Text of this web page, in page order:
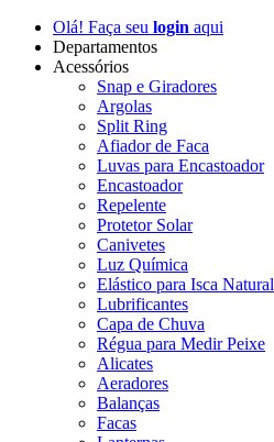
Olá! Faça seu login aqui
Departamentos
Acessórios
Snap e Giradores
Argolas
Split Ring
Afiador de Faca
Luvas para Encastoador
Encastoador
Repelente
Protetor Solar
Canivetes
Luz Química
Elástico para Isca Natural
Lubrificantes
Capa de Chuva
Régua para Medir Peixe
Alicates
Aeradores
Balanças
Facas